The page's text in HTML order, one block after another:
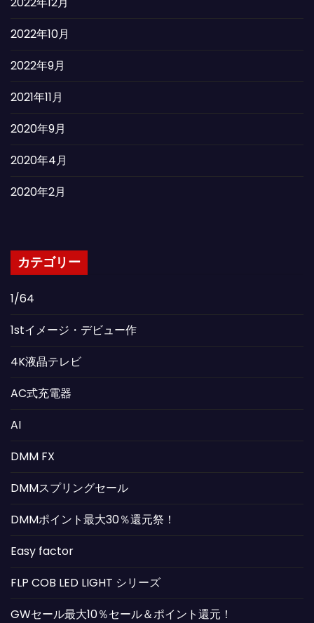
2022年10月
2022年9月
2021年11月
2020年9月
2020年4月
2020年2月
カテゴリー
1/64
1stイメージ・デビュー作
4K液晶テレビ
AC式充電器
AI
DMM FX
DMMスプリングセール
DMMポイント最大30％還元祭！
Easy factor
FLP COB LED LIGHT シリーズ
GWセール最大10％セール＆ポイント還元！